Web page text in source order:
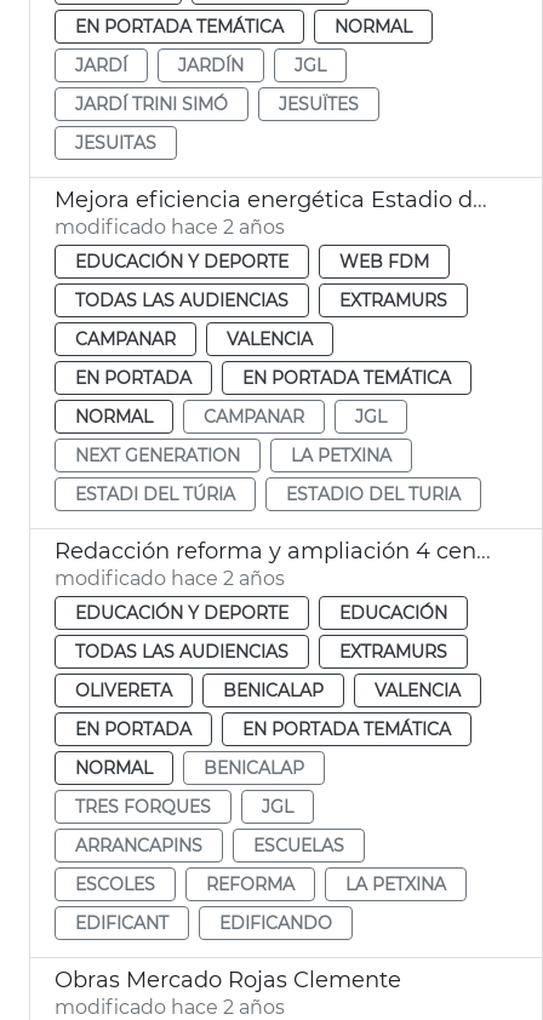
EN PORTADA TEMÁTICA
NORMAL
JARDÍ
JARDÍN
JGL
JARDÍ TRINI SIMÓ
JESUÏTES
JESUITAS
Mejora eficiencia energética Estadio del Turia
modificado hace 2 años
EDUCACIÓN Y DEPORTE
WEB FDM
TODAS LAS AUDIENCIAS
EXTRAMURS
CAMPANAR
VALENCIA
EN PORTADA
EN PORTADA TEMÁTICA
NORMAL
CAMPANAR
JGL
NEXT GENERATION
LA PETXINA
ESTADI DEL TÚRIA
ESTADIO DEL TURIA
Redacción reforma y ampliación 4 centros escolares
modificado hace 2 años
EDUCACIÓN Y DEPORTE
EDUCACIÓN
TODAS LAS AUDIENCIAS
EXTRAMURS
OLIVERETA
BENICALAP
VALENCIA
EN PORTADA
EN PORTADA TEMÁTICA
NORMAL
BENICALAP
TRES FORQUES
JGL
ARRANCAPINS
ESCUELAS
ESCOLES
REFORMA
LA PETXINA
EDIFICANT
EDIFICANDO
Obras Mercado Rojas Clemente
modificado hace 2 años